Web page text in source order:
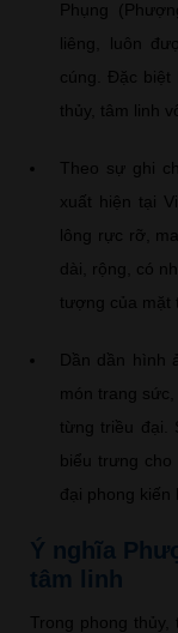
Phụng
liêng, luôn
cúng. Đặc biệt
thủy, tâm linh
Theo sự ghi
xuất hiện tại
lông rực rỡ,
dài, rộng, có
tượng của mặt
Dần dần hình
món trang
từng triều đại.
biểu trưng cho
đại phong kiến
Ý nghĩa
tâm linh
Trong phong thủy,